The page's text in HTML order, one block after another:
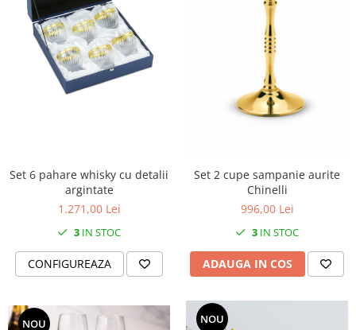
ARRIS
CELESTIAL PLATINUM
CORNUCOPIA
INTAGLIO
JASPER CONRAN GOLD
OLD COUNTRY ROSES
PASHMINA
NATURE
JASPER CONRAN WHITE
GILDED MUSE
Set 6 pahare whisky cu detalii
argintate
1.271,00 Lei
3 IN STOC
CONFIGUREAZA
Set 2 cupe sampanie aurite
Chinelli
996,00 Lei
3 IN STOC
ADAUGA IN COS
NOU NOU